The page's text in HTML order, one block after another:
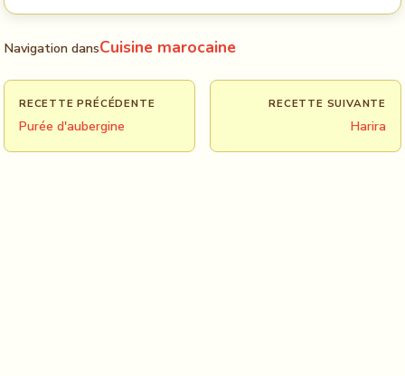
Navigation dansCuisine marocaine
RECETTE PRÉCÉDENTE
Purée d'aubergine
RECETTE SUIVANTE
Harira